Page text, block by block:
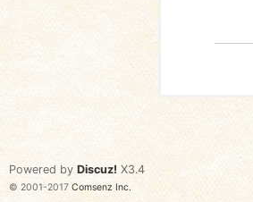
Powered by Discuz! X3.4
© 2001-2017 Comsenz Inc.